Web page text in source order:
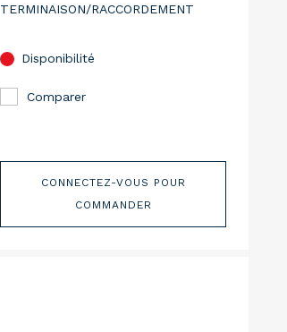
TERMINAISON/RACCORDEMENT
Disponibilité
Comparer
CONNECTEZ-VOUS POUR
COMMANDER